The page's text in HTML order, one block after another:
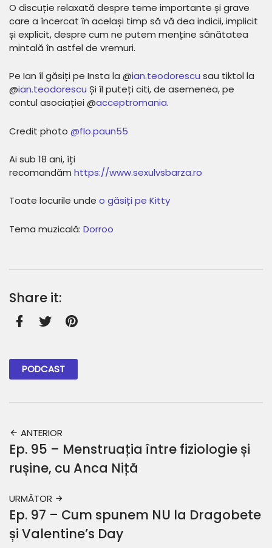
O discuție relaxată despre teme importante și grave
care a încercat în același timp să vă dea indicii, implicit
și explicit, despre cum ne putem menține sănătatea
mintală în astfel de vremuri.
Pe Ian îl găsiți pe Insta la @⁠ian.teodorescu⁠ sau tiktol la
@⁠ian.teodorescu⁠ Și îl puteți citi, de asemenea, pe
contul asociației @⁠acceptromania⁠.
Credit photo @flo.paun55
Ai sub 18 ani, îți
recomandăm ⁠⁠⁠⁠⁠⁠⁠https://www.sexulvsbarza.ro⁠⁠⁠⁠⁠⁠⁠
Toate locurile unde ⁠⁠⁠⁠⁠ ⁠⁠o găsiți pe Kitty⁠⁠⁠⁠⁠⁠⁠
Tema muzicală: ⁠⁠⁠⁠⁠⁠⁠Dorroo⁠
Share it:
PODCAST
ANTERIOR
Ep. 95 – Menstruația între fiziologie și
rușine, cu Anca Niță
URMĂTOR
Ep. 97 – Cum spunem NU la Dragobete
și Valentine’s Day